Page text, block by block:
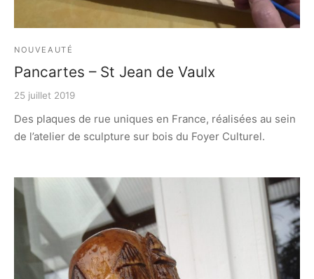
NOUVEAUTÉ
Pancartes – St Jean de Vaulx
25 juillet 2019
Des plaques de rue uniques en France, réalisées au sein
de l’atelier de sculpture sur bois du Foyer Culturel.